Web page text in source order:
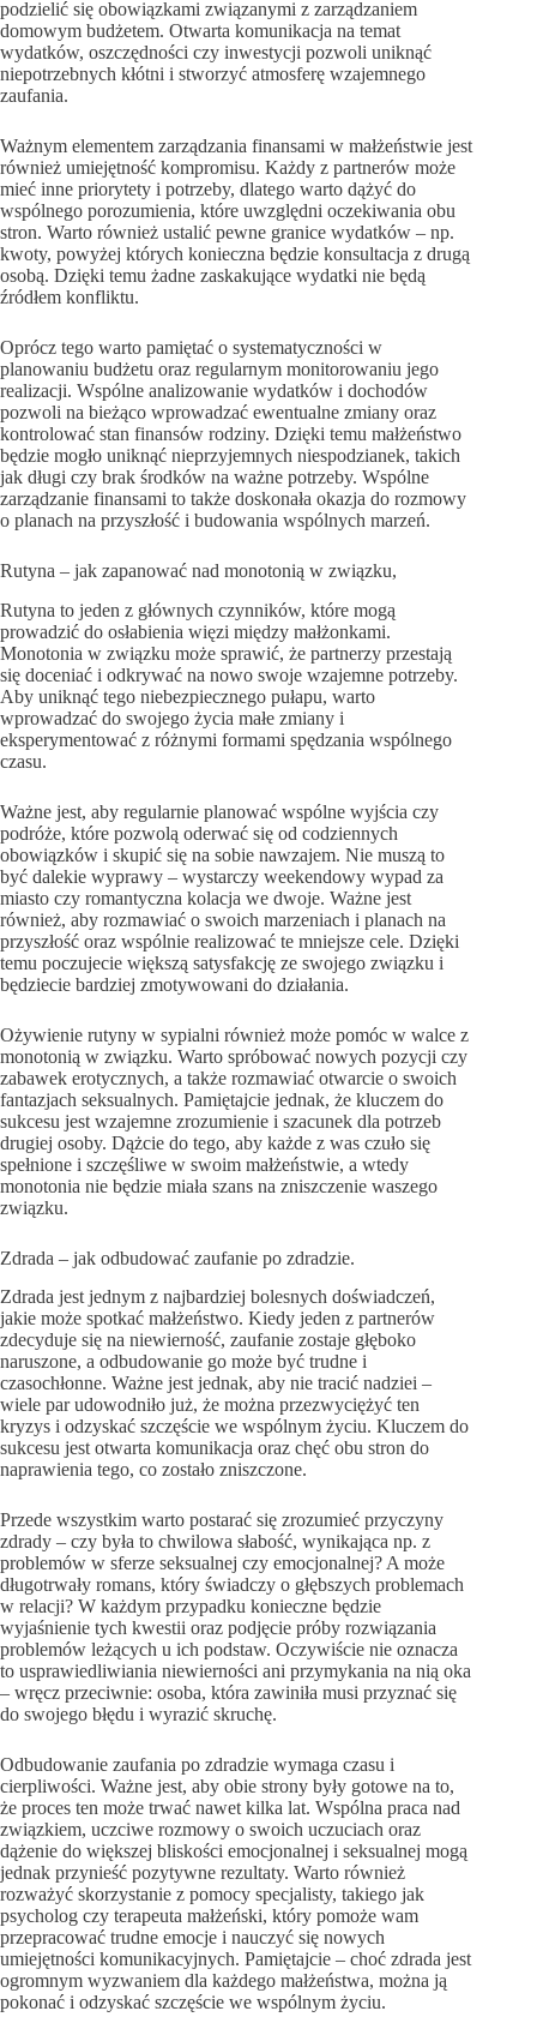
podzielić się obowiązkami związanymi z zarządzaniem
domowym budżetem. Otwarta komunikacja na temat
wydatków, oszczędności czy inwestycji pozwoli uniknąć
niepotrzebnych kłótni i stworzyć atmosferę wzajemnego
zaufania.
Ważnym elementem zarządzania finansami w małżeństwie jest
również umiejętność kompromisu. Każdy z partnerów może
mieć inne priorytety i potrzeby, dlatego warto dążyć do
wspólnego porozumienia, które uwzględni oczekiwania obu
stron. Warto również ustalić pewne granice wydatków – np.
kwoty, powyżej których konieczna będzie konsultacja z drugą
osobą. Dzięki temu żadne zaskakujące wydatki nie będą
źródłem konfliktu.
Oprócz tego warto pamiętać o systematyczności w
planowaniu budżetu oraz regularnym monitorowaniu jego
realizacji. Wspólne analizowanie wydatków i dochodów
pozwoli na bieżąco wprowadzać ewentualne zmiany oraz
kontrolować stan finansów rodziny. Dzięki temu małżeństwo
będzie mogło uniknąć nieprzyjemnych niespodzianek, takich
jak długi czy brak środków na ważne potrzeby. Wspólne
zarządzanie finansami to także doskonała okazja do rozmowy
o planach na przyszłość i budowania wspólnych marzeń.
Rutyna – jak zapanować nad monotonią w związku,
Rutyna to jeden z głównych czynników, które mogą
prowadzić do osłabienia więzi między małżonkami.
Monotonia w związku może sprawić, że partnerzy przestają
się doceniać i odkrywać na nowo swoje wzajemne potrzeby.
Aby uniknąć tego niebezpiecznego pułapu, warto
wprowadzać do swojego życia małe zmiany i
eksperymentować z różnymi formami spędzania wspólnego
czasu.
Ważne jest, aby regularnie planować wspólne wyjścia czy
podróże, które pozwolą oderwać się od codziennych
obowiązków i skupić się na sobie nawzajem. Nie muszą to
być dalekie wyprawy – wystarczy weekendowy wypad za
miasto czy romantyczna kolacja we dwoje. Ważne jest
również, aby rozmawiać o swoich marzeniach i planach na
przyszłość oraz wspólnie realizować te mniejsze cele. Dzięki
temu poczujecie większą satysfakcję ze swojego związku i
będziecie bardziej zmotywowani do działania.
Ożywienie rutyny w sypialni również może pomóc w walce z
monotonią w związku. Warto spróbować nowych pozycji czy
zabawek erotycznych, a także rozmawiać otwarcie o swoich
fantazjach seksualnych. Pamiętajcie jednak, że kluczem do
sukcesu jest wzajemne zrozumienie i szacunek dla potrzeb
drugiej osoby. Dążcie do tego, aby każde z was czuło się
spełnione i szczęśliwe w swoim małżeństwie, a wtedy
monotonia nie będzie miała szans na zniszczenie waszego
związku.
Zdrada – jak odbudować zaufanie po zdradzie.
Zdrada jest jednym z najbardziej bolesnych doświadczeń,
jakie może spotkać małżeństwo. Kiedy jeden z partnerów
zdecyduje się na niewierność, zaufanie zostaje głęboko
naruszone, a odbudowanie go może być trudne i
czasochłonne. Ważne jest jednak, aby nie tracić nadziei –
wiele par udowodniło już, że można przezwyciężyć ten
kryzys i odzyskać szczęście we wspólnym życiu. Kluczem do
sukcesu jest otwarta komunikacja oraz chęć obu stron do
naprawienia tego, co zostało zniszczone.
Przede wszystkim warto postarać się zrozumieć przyczyny
zdrady – czy była to chwilowa słabość, wynikająca np. z
problemów w sferze seksualnej czy emocjonalnej? A może
długotrwały romans, który świadczy o głębszych problemach
w relacji? W każdym przypadku konieczne będzie
wyjaśnienie tych kwestii oraz podjęcie próby rozwiązania
problemów leżących u ich podstaw. Oczywiście nie oznacza
to usprawiedliwiania niewierności ani przymykania na nią oka
– wręcz przeciwnie: osoba, która zawiniła musi przyznać się
do swojego błędu i wyrazić skruchę.
Odbudowanie zaufania po zdradzie wymaga czasu i
cierpliwości. Ważne jest, aby obie strony były gotowe na to,
że proces ten może trwać nawet kilka lat. Wspólna praca nad
związkiem, uczciwe rozmowy o swoich uczuciach oraz
dążenie do większej bliskości emocjonalnej i seksualnej mogą
jednak przynieść pozytywne rezultaty. Warto również
rozważyć skorzystanie z pomocy specjalisty, takiego jak
psycholog czy terapeuta małżeński, który pomoże wam
przepracować trudne emocje i nauczyć się nowych
umiejętności komunikacyjnych. Pamiętajcie – choć zdrada jest
ogromnym wyzwaniem dla każdego małżeństwa, można ją
pokonać i odzyskać szczęście we wspólnym życiu.